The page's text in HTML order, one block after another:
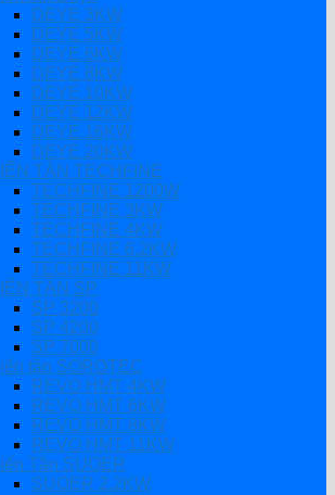
DEYE 3KW
DEYE 5KW
DEYE 6KW
DEYE 8KW
DEYE 10KW
DEYE 12KW
DEYE 16KW
DEYE 20KW
TẦN TECHFINE
TECHFINE 1200W
TECHFINE 3KW
TECHFINE 4KW
TECHFINE 6.2KW
TECHFINE 11KW
TẦN SP
SP 3200
SP 4200
SP 7000
tần SOROTEC
REVO HMT 4KW
REVO HMT 6KW
REVO HMT 8KW
REVO HMT 11KW
Tần SUOER
SUOER 2.2KW